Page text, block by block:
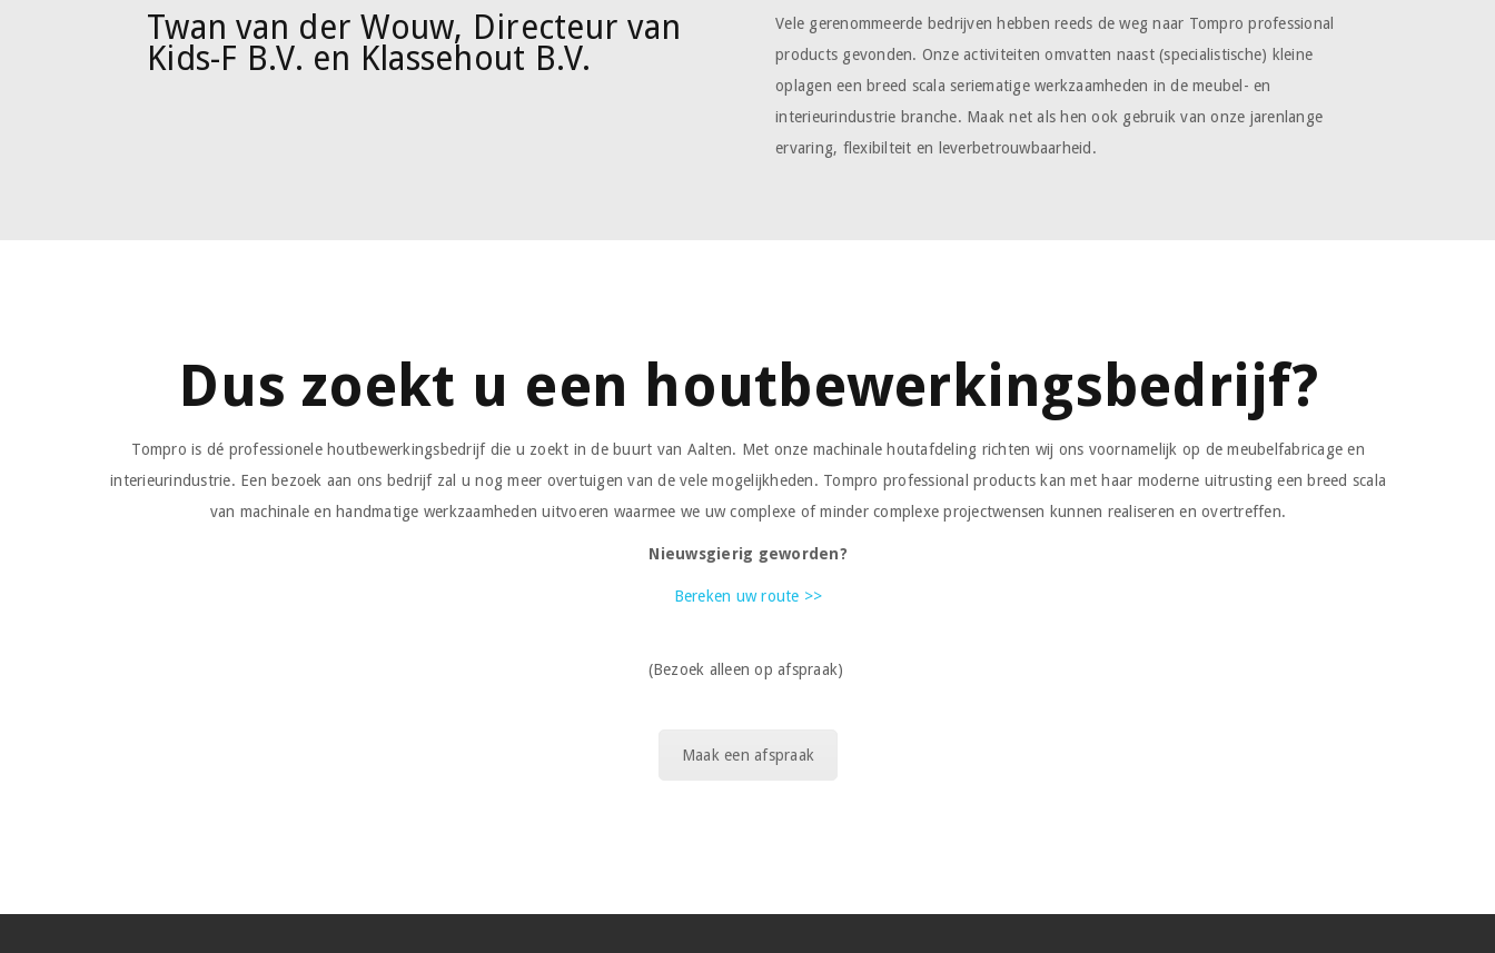
Twan van der Wouw, Directeur van
Kids-F B.V. en Klassehout B.V.
Vele gerenommeerde bedrijven hebben reeds de weg naar Tompro professional
products gevonden. Onze activiteiten omvatten naast (specialistische) kleine
oplagen een breed scala seriematige werkzaamheden in de meubel- en
interieurindustrie branche. Maak net als hen ook gebruik van onze jarenlange
ervaring, flexibilteit en leverbetrouwbaarheid.
Dus zoekt u een houtbewerkingsbedrijf?
Tompro is dé professionele houtbewerkingsbedrijf die u zoekt in de buurt van Aalten. Met onze machinale houtafdeling richten wij ons voornamelijk op de meubelfabricage en
interieurindustrie. Een bezoek aan ons bedrijf zal u nog meer overtuigen van de vele mogelijkheden. Tompro professional products kan met haar moderne uitrusting een breed scala
van machinale en handmatige werkzaamheden uitvoeren waarmee we uw complexe of minder complexe projectwensen kunnen realiseren en overtreffen.
Nieuwsgierig geworden?
Bereken uw route >>
(Bezoek alleen op afspraak)
Maak een afspraak